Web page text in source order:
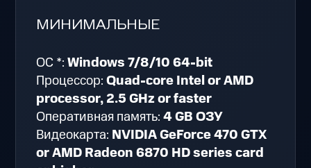
МИНИМАЛЬНЫЕ
ОС *:Windows 7/8/10 64-bit
Процессор:Quad-core Intel or AMD
processor, 2.5 GHz or faster
Оперативная память:4 GB ОЗУ
Видеокарта: NVIDIA GeForce 470 GTX
or AMD Radeon 6870 HD series card